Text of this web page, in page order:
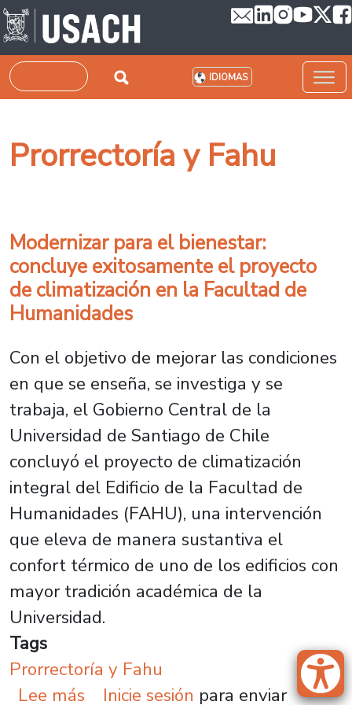
Pasar al contenido principal
Buscar IDIOMAS
Prorrectoría y Fahu
Modernizar para el bienestar:
concluye exitosamente el proyecto
de climatización en la Facultad de
Humanidades
Con el objetivo de mejorar las condiciones
en que se enseña, se investiga y se
trabaja, el Gobierno Central de la
Universidad de Santiago de Chile
concluyó el proyecto de climatización
integral del Edificio de la Facultad de
Humanidades (FAHU), una intervención
que eleva de manera sustantiva el
confort térmico de uno de los edificios con
mayor tradición académica de la
Universidad.
Tags
Prorrectoría y Fahu
Lee más sobre Modernizar para el
Inicie sesión para enviar